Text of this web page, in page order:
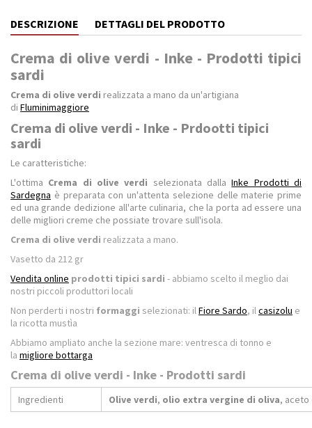
DESCRIZIONE DETTAGLI DEL PRODOTTO
Crema di olive verdi - Inke - Prodotti tipici
sardi
Crema di olive verdi realizzata a mano da un'artigiana
di Fluminimaggiore
Crema di olive verdi - Inke - Prdootti tipici
sardi
Le caratteristiche:
L'ottima Crema di olive verdi selezionata dallaInke Prodotti di
Sardegna è preparata con un'attenta selezione delle materie prime
ed una grande dedizione all'arte culinaria, che la porta ad essere una
delle migliori creme che possiate trovare sull'isola.
Crema di olive verdi realizzata a mano.
Vasetto da 212 gr
Vendita online prodotti tipici sardi - abbiamo scelto il meglio dai
nostri piccoli produttori locali
Non perderti i nostri formaggi selezionati: ilFiore Sardo, ilcasizolu e
la ricotta mustìa
Abbiamo ampliato anche la sezione mare: ventresca di tonno e
la migliore bottarga
Crema di olive verdi - Inke - Prodotti sardi
Ingredienti Olive verdi, olio extra vergine di oliva, aceto